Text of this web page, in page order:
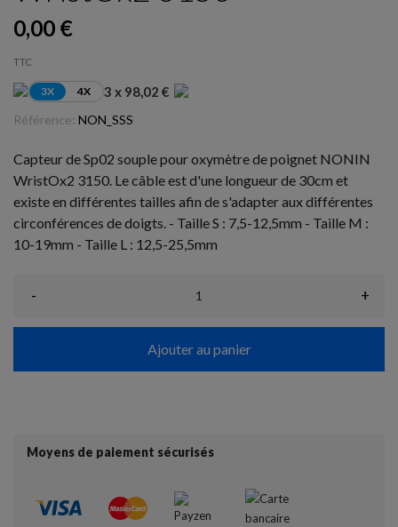
0,00 €
TTC
3X 4X 3 x 98,02 €
Référence: NON_SSS
Capteur de Sp02 souple pour oxymètre de poignet NONIN
WristOx2 3150. Le câble est d'une longueur de 30cm et
existe en différentes tailles afin de s'adapter aux différentes
circonférences de doigts. - Taille S : 7,5-12,5mm - Taille M :
10-19mm - Taille L : 12,5-25,5mm
- +
Ajouter au panier
Moyens de paiement sécurisés